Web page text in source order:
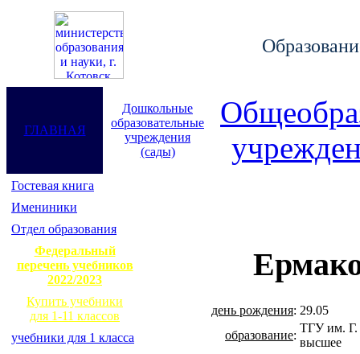
ГЛАВНАЯ
Дошкольные
образовательные
учреждения
(сады)
Гостевая книга
Имениники
Отдел образования
Федеральный
перечень учебников
2022/2023
Купить учебники
для 1-11 классов
учебники для 1 класса
день рождения: 29.05
образование:
ТГУ им. Г.
высшее